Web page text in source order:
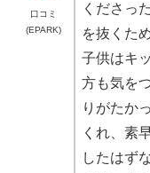
口コミ
(EPARK)
くださっ
を抜くた
子供はキ
方も気を
りがたか
くれ、素
したはず